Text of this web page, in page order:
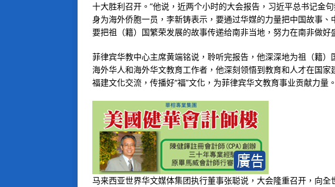
十大胜利召开。”他说，近两个小时的大会报告，习近平总书记金
身为海外侨胞一员，李新铸表示，要通过华媒的力量把中国故事
要把祖（籍）国繁荣发展的故事传递给南非当地，努力在南非做好
菲律宾华教中心主席黄端铭说，聆听完报告，他深深地为祖（籍
海外华人和海外华文教育工作者，他深刻领悟到教育和人才在国
福建文化交流，传播好“福”文化，为菲律宾华文教育事业贡献力量。
马来西亚世界华文媒体集团执行董事张聪说，大会隆重召开，向全